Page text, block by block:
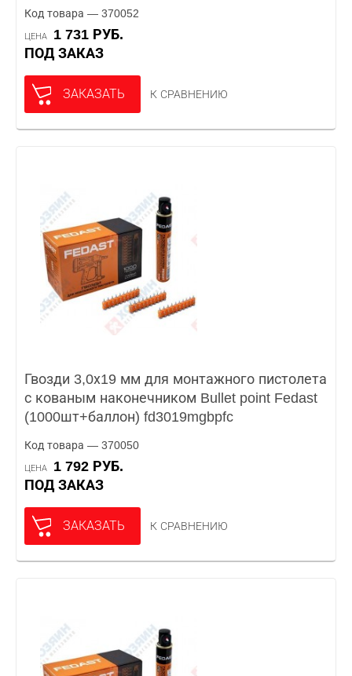
Код товара — 370052
ЦЕНА
1 731 РУБ.
ПОД ЗАКАЗ
ЗАКАЗАТЬ К СРАВНЕНИЮ
Гвозди 3,0х19 мм для монтажного пистолета
с кованым наконечником Bullet point Fedast
(1000шт+баллон) fd3019mgbpfc
Код товара — 370050
ЦЕНА
1 792 РУБ.
ПОД ЗАКАЗ
ЗАКАЗАТЬ К СРАВНЕНИЮ